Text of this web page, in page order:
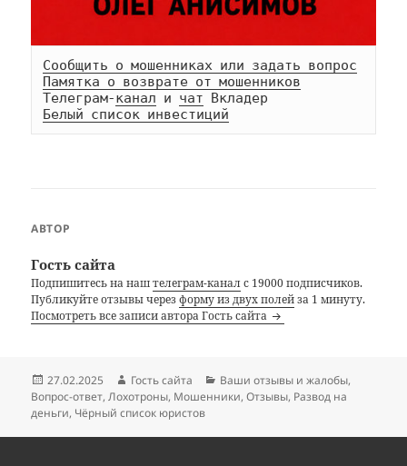
Сообщить о мошенниках или задать вопрос
Памятка о возврате от мошенников
Телеграм-канал и чат
Белый список инвестиций
АВТОР
Гость сайта
Подпишитесь на наштелеграм-каналс 19000 подписчиков.
Публикуйте отзывы черезформу из двух полейза 1 минуту.
Посмотреть все записи автора Гость сайта
Опубликовано
27.02.2025 Автор
Гость сайта Рубрики
Ваши отзывы и жалобы,
Вопрос-ответ,Лохотроны, Мошенники,Отзывы, Развод на
деньги, Чёрный список юристов